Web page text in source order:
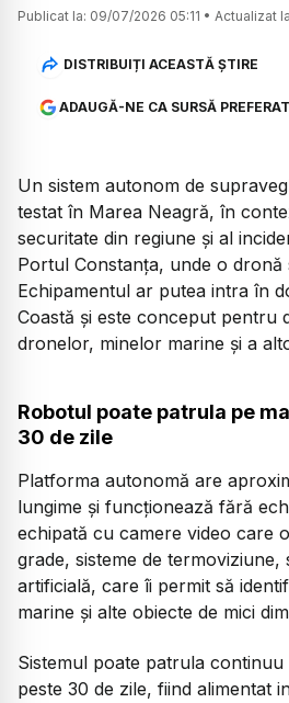
Publicat la: 09/07/2026 05:11 • Actualizat
DISTRIBUIȚI ACEASTĂ ȘTIRE
ADAUGĂ-NE CA SURSĂ
Un sistem autonom de
testat în Marea Neagră, în
securitate din regiune și al
Portul Constanța, unde o dronă
Echipamentul ar putea intra în
Coastă și este conceput pentru
dronelor, minelor marine și a
Robotul poate patrula pe
30 de zile
Platforma autonomă are
lungime și funcționează fără
echipată cu camere video care
grade, sisteme de termoviziune,
artificială, care îi permit să
marine și alte obiecte de mici
Sistemul poate patrula continuu
peste 30 de zile, fiind alimentat